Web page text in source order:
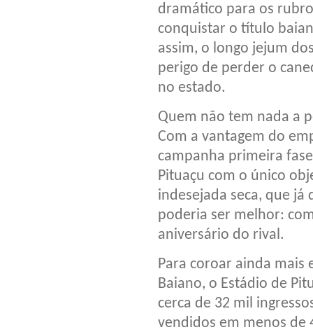
dramático para os
conquistar o título
assim, o longo jejum
perigo de perder o
no estado.
Quem não tem nada a
Com a vantagem do
campanha primeira
Pituaçu com o único
indesejada seca, que
poderia ser melhor:
aniversário do rival.
Para coroar ainda mais
Baiano, o Estádio de
cerca de 32 mil
vendidos em menos de